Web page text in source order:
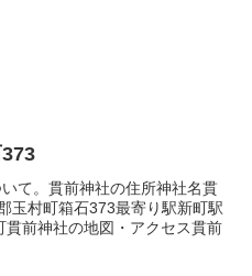
て。貫前神社の住所神社名貫
玉村町箱石373最寄り駅新町駅
前神社の地図・アクセス貫前